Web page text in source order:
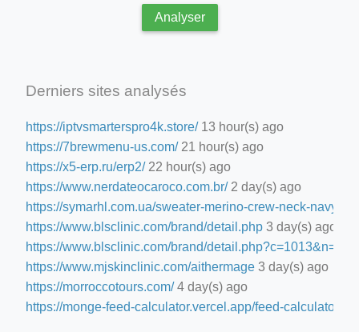
Analyser
Derniers sites analysés
https://iptvsmarterspro4k.store/13 hour(s) ago
https://7brewmenu-us.com/21 hour(s) ago
https://x5-erp.ru/erp2/22 hour(s) ago
https://www.nerdateocaroco.com.br/2 day(s) ago
https://symarhl.com.ua/sweater-merino-crew-neck-navy-
https://www.blsclinic.com/brand/detail.php 3 day(s) ago
https://www.blsclinic.com/brand/
https://www.mjskinclinic.com/aithermage 3 day(s) ago
https://morroccotours.com/4 day(s) ago
https://monge-feed-calculator.vercel.app/feed-calculator